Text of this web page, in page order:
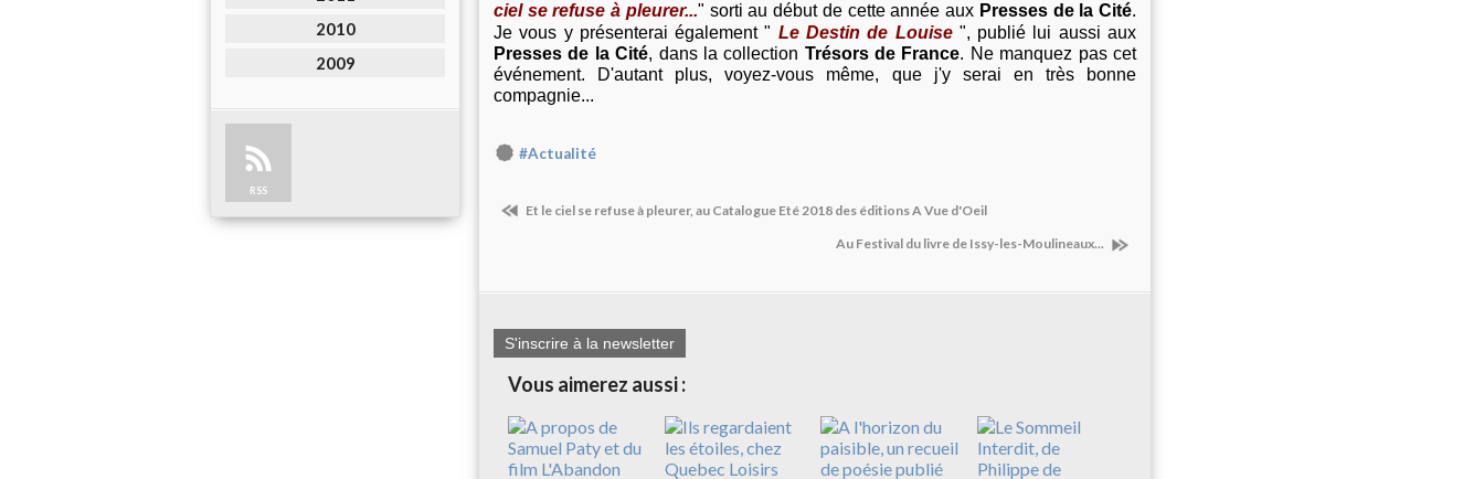
2010
2009
RSS
ciel se refuse à pleurer..." sorti au début de cette année aux Presses de la Cité.
Je vous y présenterai également " Le Destin de Louise ", publié lui aussi aux
Presses de la Cité, dans la collection Trésors de France. Ne manquez pas cet
événement. D'autant plus, voyez-vous même, que j'y serai en très bonne
compagnie...
#Actualité
Et le ciel se refuse à pleurer, au Catalogue Eté 2018 des éditions A Vue d'Oeil
Au Festival du livre de Issy-les-Moulineaux...
S'inscrire à la newsletter
Vous aimerez aussi :